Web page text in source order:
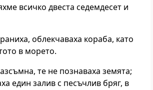
всичко двеста седемдесет и
облекчаваха кораба, като
в морето.
те не познаваха земята;
един залив с песъчлив бряг, в